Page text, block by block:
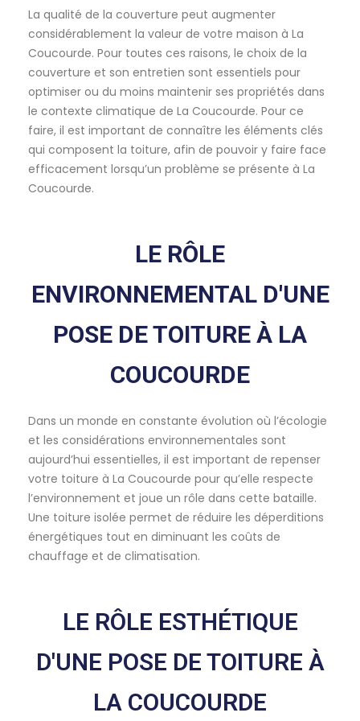
La qualité de la couverture peut augmenter
considérablement la valeur de votre maison à La
Coucourde. Pour toutes ces raisons, le choix de la
couverture et son entretien sont essentiels pour
optimiser ou du moins maintenir ses propriétés dans
le contexte climatique de La Coucourde. Pour ce
faire, il est important de connaître les éléments clés
qui composent la toiture, afin de pouvoir y faire face
efficacement lorsqu’un problème se présente à La
Coucourde.
LE RÔLE
ENVIRONNEMENTAL D'UNE
POSE DE TOITURE À LA
COUCOURDE
Dans un monde en constante évolution où l’écologie
et les considérations environnementales sont
aujourd’hui essentielles, il est important de repenser
votre toiture à La Coucourde pour qu’elle respecte
l’environnement et joue un rôle dans cette bataille.
Une toiture isolée permet de réduire les déperditions
énergétiques tout en diminuant les coûts de
chauffage et de climatisation.
LE RÔLE ESTHÉTIQUE
D'UNE POSE DE TOITURE À
LA COUCOURDE